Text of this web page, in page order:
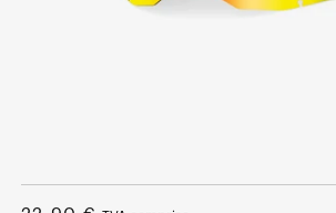
le
média